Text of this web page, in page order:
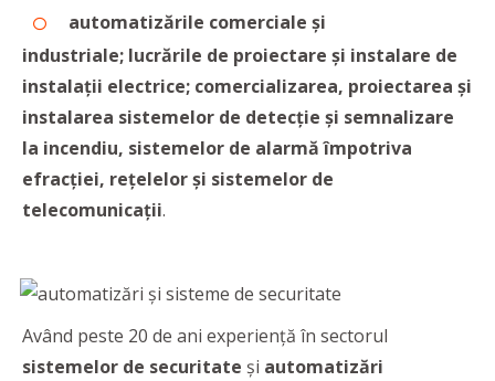
automatizările comerciale și
industriale; lucrările de proiectare și instalare de
instalații electrice; comercializarea, proiectarea și
instalarea sistemelor de detecție și semnalizare
la incendiu, sistemelor de alarmă împotriva
efracției, rețelelor și sistemelor de
telecomunicații.
Având peste 20 de ani experiență în sectorul
sistemelor de securitate și automatizări